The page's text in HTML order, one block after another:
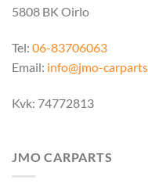
5808 BK Oirlo
Tel: 06-83706063
Email: info@jmo-
Kvk: 74772813
JMO CARPARTS